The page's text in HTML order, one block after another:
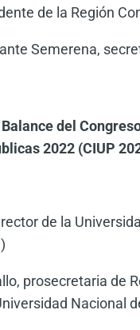
de la Región
Semerena,
del
2022 (CIUP
de la
prosecretaria de
Nacional